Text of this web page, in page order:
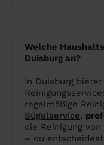
Welche
Duisburg an?
In Duisburg
regelmäßige
Bügelservice,
die Reinigung von
– du